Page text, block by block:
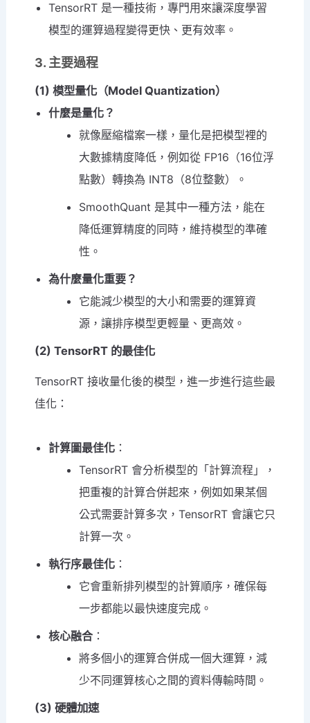
要
內
TensorRT 是一種技術，專門用來讓深度學習
模型的運算過程變得更快、更有效率。
3. 主要過程
(1) 模型量化（Model Quantization）
什麼是量化？
就像壓縮檔案一樣，量化是把模型裡的
大數據精度降低，例如從 FP16（16位浮
點數）轉換為 INT8（8位整數）。
SmoothQuant 是其中一種方法，能在
降低運算精度的同時，維持模型的準確
性。
為什麼量化重要？
它能減少模型的大小和需要的運算資
源，讓排序模型更輕量、更高效。
(2) TensorRT 的最佳化
TensorRT 接收量化後的模型，進一步進行這些最
佳化：
計算圖最佳化：
TensorRT 會分析模型的「計算流程」，
把重複的計算合併起來，例如如果某個
公式需要計算多次，TensorRT 會讓它只
計算一次。
執行序最佳化：
它會重新排列模型的計算順序，確保每
一步都能以最快速度完成。
核心融合：
將多個小的運算合併成一個大運算，減
少不同運算核心之間的資料傳輸時間。
(3) 硬體加速